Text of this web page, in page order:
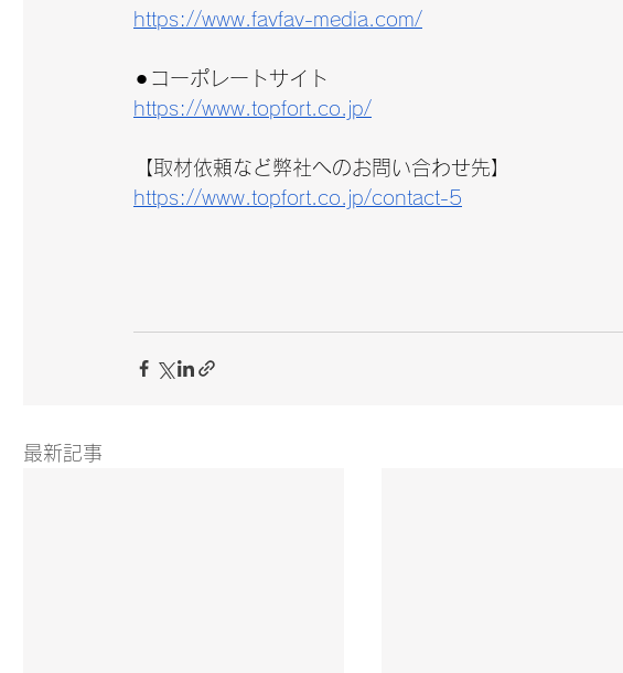
https://www.favfav-media.com/
⚫︎コーポレートサイト
https://www.topfort.co.jp/
【取材依頼など弊社へのお問い合わせ先】
https://www.topfort.co.jp/contact-5
最新記事